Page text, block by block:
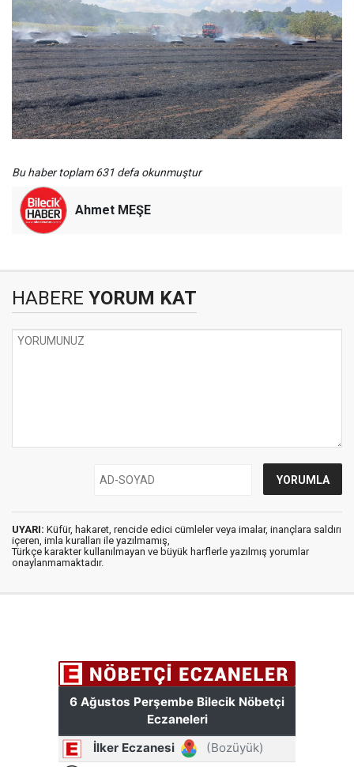
Bu haber toplam 631 defa okunmuştur
Ahmet MEŞE
HABERE YORUM KAT
UYARI: Küfür, hakaret, rencide edici cümleler veya imalar, inançlara saldırı
içeren, imla kuralları ile yazılmamış,
Türkçe karakter kullanılmayan ve büyük harflerle yazılmış yorumlar
onaylanmamaktadır.